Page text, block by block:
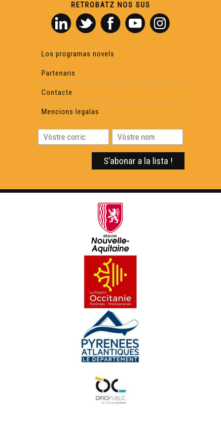
PELDRÚT - Scottish - Musica (Live Session)
MARILIS ORIONAA - Que't balharèi la man - Musica (Live
Session)
Barrut - Mascarada (clip oficiau)
FRAIRES SAWA - Fraires Sawa (Concèrt live a Hestiv'Òc
CxK - Lo mèrlhe (Concèrt live a Hestiv'Òc 2023) - Musica
COCANHA - Suu camin de Sent Jacques (Concèrt live a
Hestiv'Òc 2023) - Musica
LUTZ EN CAMIN - Bestiari (Concèrt live a Hestiv'Òc
2023) - Musica
DILUVIENNE - Nosta Dama de Varètja (Concèrt live a
Hestiv'Òc 2023) - Musica
NEOMAK - XXI. Mendekua (Concèrt live a Hestiv'Òc
2023) - Musica
ITACA BAND - Com una bala (Concèrt live a Hestiv'Òc
RETROBATZ NOS SUS
Los programas novels
Partenaris
Contacte
Mencions legalas